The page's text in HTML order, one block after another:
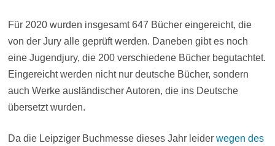
Für 2020 wurden insgesamt 647 Bücher eingereicht, die
von der Jury alle geprüft werden. Daneben gibt es noch
eine Jugendjury, die 200 verschiedene Bücher begutachtet.
Eingereicht werden nicht nur deutsche Bücher, sondern
auch Werke ausländischer Autoren, die ins Deutsche
übersetzt wurden.
Da die Leipziger Buchmesse dieses Jahr leider wegen des